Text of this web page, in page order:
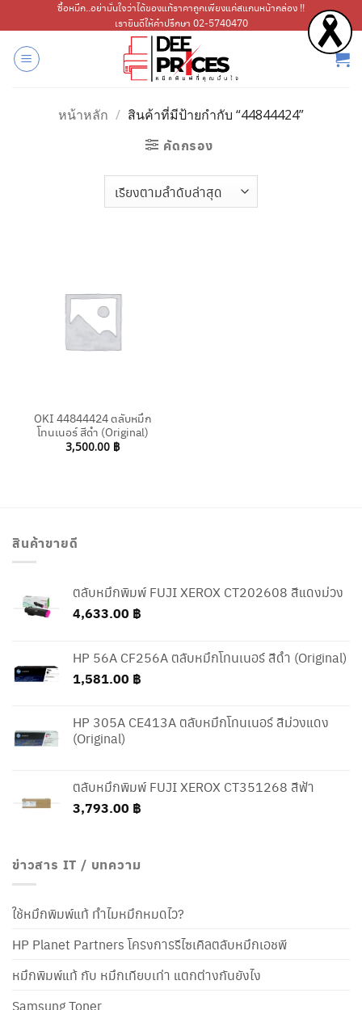
ไป
เนื้อหา
ซื้อหมึก..อย่ามั่นใจว่าได้ของแท้ราคาถูกเพียงแค่สแกนหน้ากล่อง !!
เรายินดีให้คำปรึกษา 02-5740470
หน้าหลัก / สินค้าที่มีป้ายกำกับ “44844424”
คัดกรอง
OKI 44844424 ตลับหมึก
โทนเนอร์ สีดำ (Original)
3,500.00 ฿
สินค้าขายดี
ตลับหมึกพิมพ์ FUJI XEROX CT202608 สีแดงม่วง
4,633.00 ฿
HP 56A CF256A ตลับหมึกโทนเนอร์ สีดำ (Original)
1,581.00 ฿
HP 305A CE413A ตลับหมึกโทนเนอร์ สีม่วงแดง
(Original)
ตลับหมึกพิมพ์ FUJI XEROX CT351268 สีฟ้า
3,793.00 ฿
ข่าวสาร IT / บทความ
ใช้หมึกพิมพ์แท้ ทำไมหมึกหมดไว?
HP Planet Partners โครงการรีไซเคิลตลับหมึกเอชพี
หมึกพิมพ์แท้ กับ หมึกเทียบเท่า แตกต่างกันยังไง
Samsung Toner